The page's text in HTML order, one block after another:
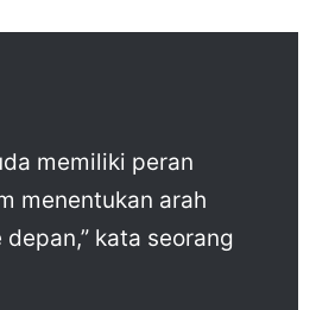
memiliki peran
menentukan arah
kata seorang